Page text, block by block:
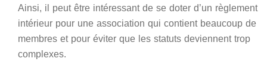
Ainsi, il peut être intéressant de se doter d’un règlement
intérieur pour une association qui contient beaucoup de
membres et pour éviter que les statuts deviennent trop
complexes.